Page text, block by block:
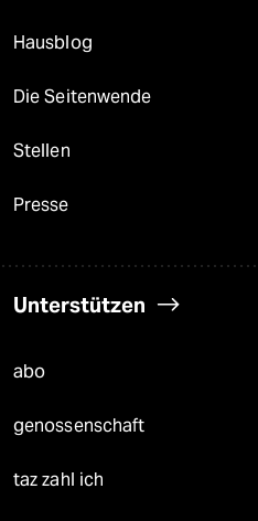
Hausblog
Die Seitenwende
Stellen
Presse
Unterstützen
abo
genossenschaft
taz zahl ich